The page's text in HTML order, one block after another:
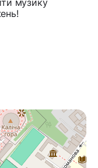
музику